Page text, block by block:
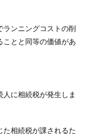
ランニングコストの削
とと同等の価値があ
に相続税が発生しま
相続税が課されるた